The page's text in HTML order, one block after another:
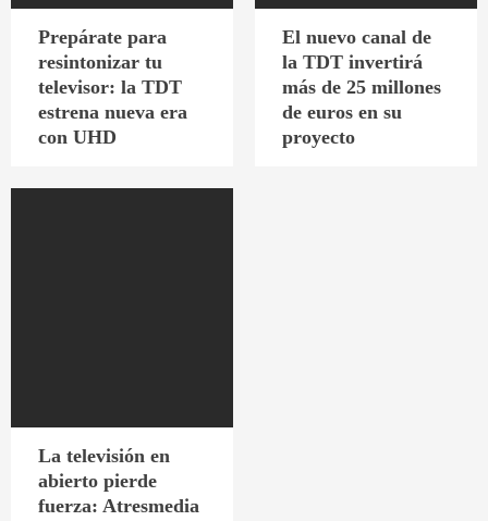
Prepárate para
resintonizar tu
televisor: la TDT
estrena nueva era
con UHD
El nuevo canal de
la TDT invertirá
más de 25 millones
de euros en su
proyecto
La televisión en
abierto pierde
fuerza: Atresmedia